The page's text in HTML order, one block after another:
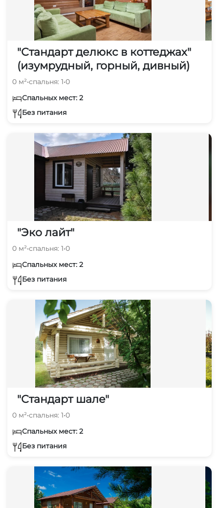
"Стандарт делюкс в коттеджах"
(изумрудный, горный, дивный)
0 м²•спальня: 1•0
Спальных мест: 2
Без питания
"Эко лайт"
0 м²•спальня: 1•0
Спальных мест: 2
Без питания
"Стандарт шале"
0 м²•спальня: 1•0
Спальных мест: 2
Без питания